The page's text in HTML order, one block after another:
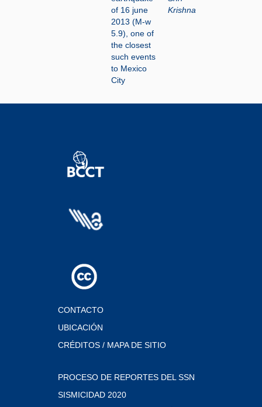
of 16 june
2013 (M-w
5.9), one of
the closest
such events
to Mexico
City
Krishna
CONTACTO
UBICACIÓN
CRÉDITOS / MAPA DE SITIO
PROCESO DE REPORTES DEL SSN
SISMICIDAD 2020